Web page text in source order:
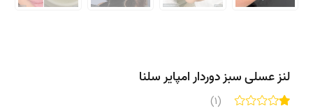
لنز عسلی سبز دوردار امپایر سلنا
(1)